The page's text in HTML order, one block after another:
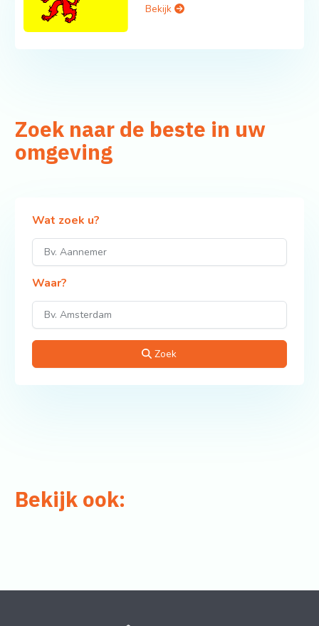
Bekijk
Zoek naar de beste in uw
omgeving
Wat zoek u?
Waar?
Zoek
Bekijk ook: